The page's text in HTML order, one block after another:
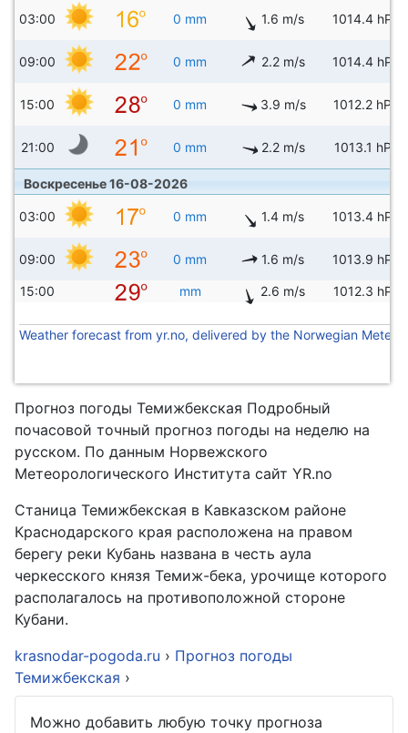
03:00 0 mm 1.6 m/s 1014.4 hPa
09:00 0 mm 2.2 m/s 1014.4 hPa
15:00 0 mm 3.9 m/s 1012.2 hPa
21:00 0 mm 2.2 m/s 1013.1 hPa
Воскресенье 16-08-2026
03:00 0 mm 1.4 m/s 1013.4 hPa
09:00 0 mm 1.6 m/s 1013.9 hPa
15:00 mm 2.6 m/s 1012.3 hPa
Weather forecast from yr.no, delivered by the Norwegian
Прогноз погоды Темижбекская Подробный
почасовой точный прогноз погоды на неделю на
русском. По данным Норвежского
Метеорологического Института сайт YR.no
Станица Темижбекская в Кавказском районе
Краснодарского края расположена на правом
берегу реки Кубань названа в честь аула
черкесского князя Темиж-бека, урочище которого
располагалось на противоположной стороне
Кубани.
krasnodar-pogoda.ru › Прогноз погоды
Темижбекская ›
Можно добавить любую точку прогноза